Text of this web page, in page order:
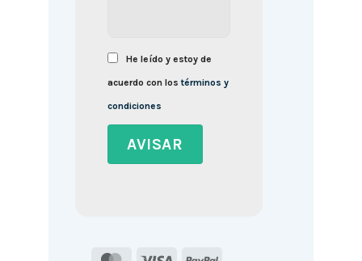
He leído y estoy de
acuerdo con lostérminos y
condiciones